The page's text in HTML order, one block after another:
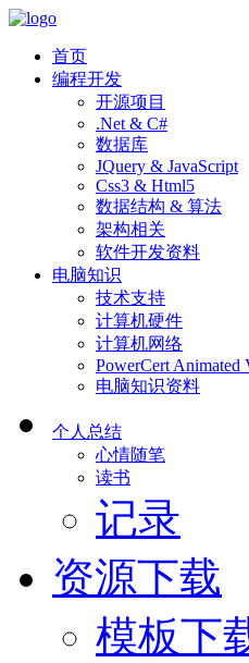
首页
编程开发
开源项目
.Net & C#
数据库
JQuery & JavaScript
Css3 & Html5
数据结构 & 算法
架构相关
软件开发资料
电脑知识
技术支持
计算机硬件
计算机网络
PowerCert Animated
电脑知识资料
个人总结
心情随笔
读书
记录
资源下载
模板下